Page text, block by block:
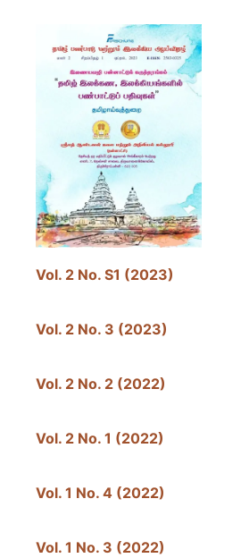
Vol. 2 No. S1 (2023)
Vol. 2 No. 3 (2023)
Vol. 2 No. 2 (2022)
Vol. 2 No. 1 (2022)
Vol. 1 No. 4 (2022)
Vol. 1 No. 3 (2022)